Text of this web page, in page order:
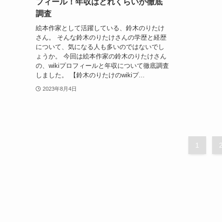
フィール！年収はどれくらいか徹底
調査
絵本作家として活躍している、鈴木のりたけ
さん。 そんな鈴木のりたけさんの学歴と経歴
について、気になる人も多いのではないでし
ょうか。 今回は絵本作家の鈴木のりたけさん
の、wikiプロフィールと年収について徹底調査
しました。 【鈴木のりたけのwikiプ...
2023年8月4日
1 2